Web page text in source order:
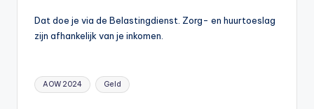
Dat doe je via de Belastingdienst. Zorg- en huurtoeslag
zijn afhankelijk van je inkomen.
Tags:
AOW 2024 Geld